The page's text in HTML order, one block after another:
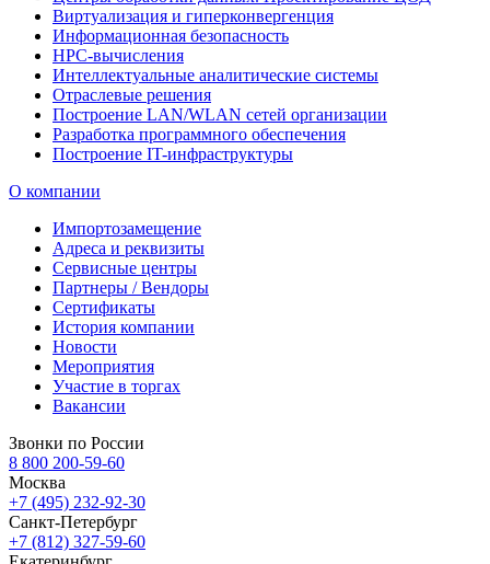
Виртуализация и гиперконвергенция
Информационная безопасность
HPC-вычисления
Интеллектуальные аналитические системы
Отраслевые решения
Построение LAN/WLAN сетей организации
Разработка программного обеспечения
Построение IT-инфраструктуры
О компании
Импортозамещение
Адреса и реквизиты
Сервисные центры
Партнеры / Вендоры
Сертификаты
История компании
Новости
Мероприятия
Участие в торгах
Вакансии
Звонки по России
8 800 200-59-60
Москва
+7 (495) 232-92-30
Санкт-Петербург
+7 (812) 327-59-60